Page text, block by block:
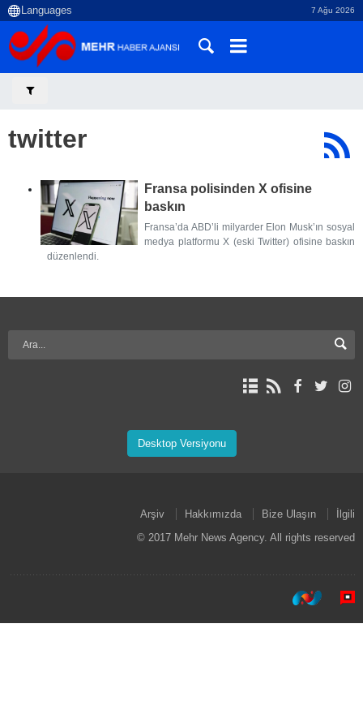
7 Ağu 2026
twitter
Fransa polisinden X ofisine
baskın
Fransa’da ABD’li milyarder Elon Musk’ın sosyal
medya platformu X (eski Twitter) ofisine baskın
düzenlendi.
Desktop Versiyonu
Arşiv Hakkımızda Bize Ulaşın
İlgili
© 2017 Mehr News Agency. All rights reserved